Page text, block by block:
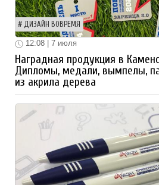
ДИЗАЙН ВОВРЕМЯ
12:08 | 7 июля
Наградная продукция в
Дипломы, медали, вымпелы,
из акрила дерева